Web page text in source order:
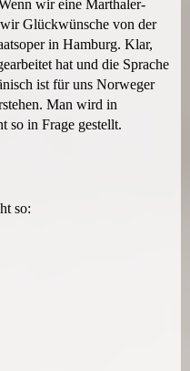
wir eine Marthaler-
Glückwünsche von der
in Hamburg. Klar,
hat und die Sprache
ist für uns Norweger
Man wird in
so in Frage gestellt.
so: